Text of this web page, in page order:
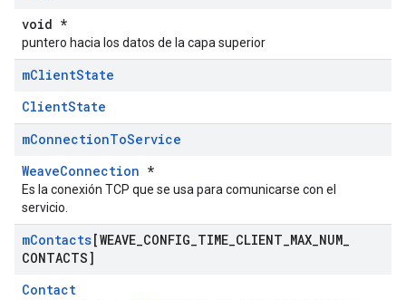
void *
puntero hacia los datos de la capa superior
mClientState
ClientState
mConnectionToService
WeaveConnection *
Es la conexión TCP que se usa para comunicarse con el
servicio.
mContacts[WEAVE CONFIG TIME CLIENT MAX NUM
CONTACTS]
Contact